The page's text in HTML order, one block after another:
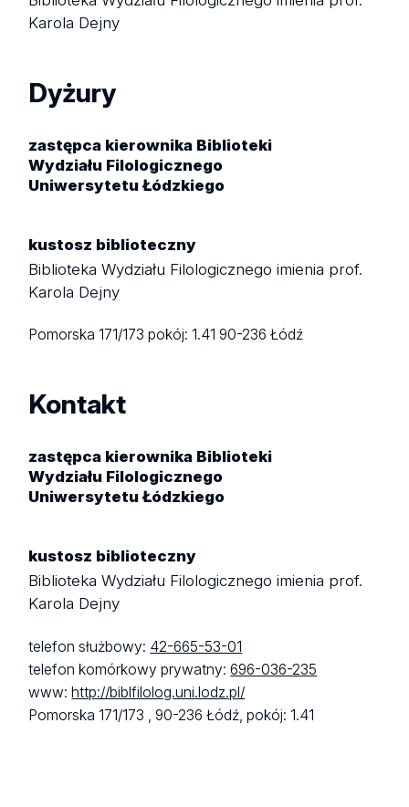
Karola Dejny
Dyżury
zastępca kierownika Biblioteki
Wydziału Filologicznego
Uniwersytetu Łódzkiego
kustosz biblioteczny
Biblioteka Wydziału Filologicznego imienia prof.
Karola Dejny
Pomorska 171/173pokój: 1.4190-236 Łódź
Kontakt
zastępca kierownika Biblioteki
Wydziału Filologicznego
Uniwersytetu Łódzkiego
kustosz biblioteczny
Biblioteka Wydziału Filologicznego imienia prof.
Karola Dejny
telefon służbowy: 42-665-53-01
telefon komórkowy prywatny:696-036-235
www:http://biblfilolog.uni.lodz.pl/
Pomorska 171/173 ,90-236 Łódź,pokój: 1.41